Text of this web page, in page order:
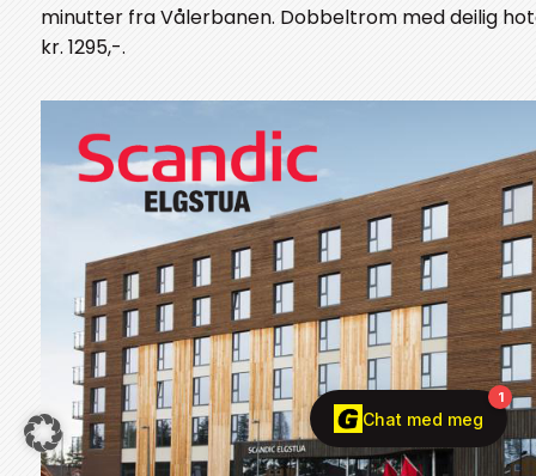
minutter fra Vålerbanen. Dobbeltrom med deilig
kr. 1295,-.